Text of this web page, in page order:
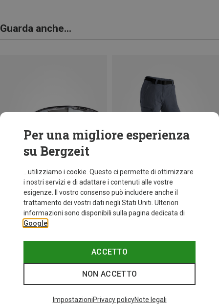
Guarda anche...
Risparmi 25% fino a 31%
Categorie speciali
Per una migliore esperienza
su Bergzeit
...utilizziamo i cookie. Questo ci permette di ottimizzare
i nostri servizi e di adattare i contenuti alle vostre
esigenze. Il vostro consenso può includere anche il
trattamento dei vostri dati negli Stati Uniti. Ulteriori
informazioni sono disponibili sulla pagina dedicata di
Google
ACCETTO
NON ACCETTO
ImpostazioniPrivacy policyNote legali